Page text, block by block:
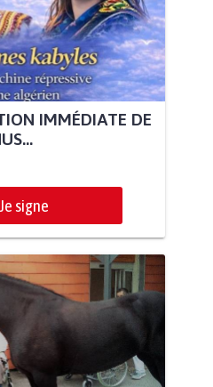
IMMÉDIATE DE
Je signe